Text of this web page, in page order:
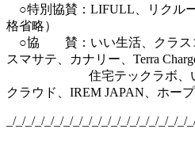
○特別協賛：LIFULL、リクル
格省略）
○協 賛：いい生活、クラスコ
スマサテ、カナリー、Terra
住宅テックラボ、いえ
クラウド、IREM JAPAN、ホー
_/_/_/_/_/_/_/_/_/_/_/_/_/_/_/_/_/_/_/